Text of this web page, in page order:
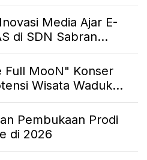
Media Ajar E-
di SDN Sabran...
Full MooN" Konser
Wisata Waduk...
Pembukaan Prodi
di 2026